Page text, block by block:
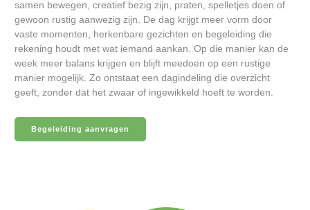
samen bewegen, creatief bezig zijn, praten, spelletjes doen of
gewoon rustig aanwezig zijn. De dag krijgt meer vorm door
vaste momenten, herkenbare gezichten en begeleiding die
rekening houdt met wat iemand aankan. Op die manier kan de
week meer balans krijgen en blijft meedoen op een rustige
manier mogelijk. Zo ontstaat een dagindeling die overzicht
geeft, zonder dat het zwaar of ingewikkeld hoeft te worden.
Begeleiding aanvragen